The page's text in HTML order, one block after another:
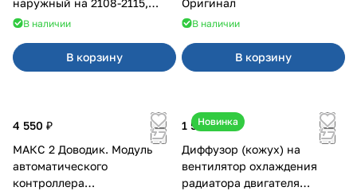
2110-2112
В наличии
В корзину
В наличии
В корзину
4 550 ₽
МАКС 2 Доводик. Модуль
автоматического
контроллера
Новинка
1 500 ₽
Диффузор (кожух) на
вентилятор охлаждения
радиатора двигателя